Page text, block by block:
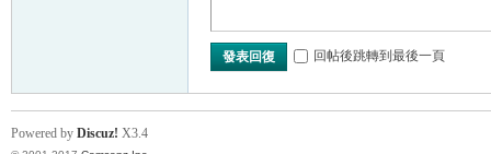
發表回復 回帖後跳轉到最後一頁
Powered by Discuz! X3.4